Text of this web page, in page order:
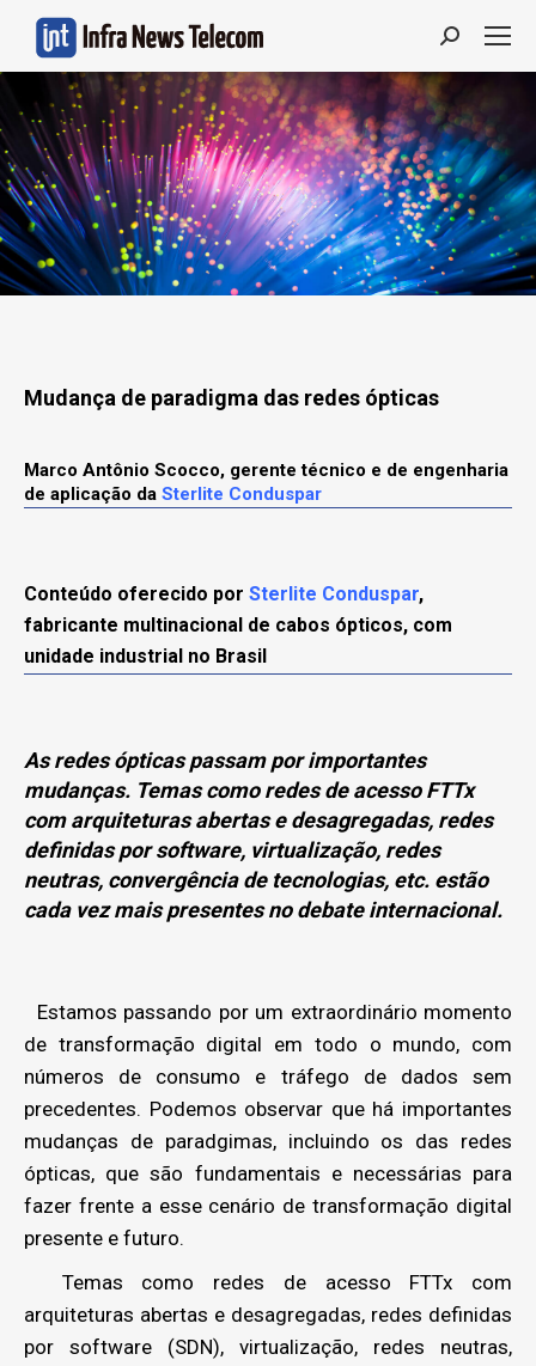
Search:
Mudança de paradigma das redes ópticas
Marco Antônio Scocco, gerente técnico e de engenharia
de aplicação da Sterlite Conduspar
Conteúdo oferecido por Sterlite Conduspar,
fabricante multinacional de cabos ópticos, com
unidade industrial no Brasil
As redes ópticas passam por importantes
mudanças. Temas como redes de acesso FTTx
com arquiteturas abertas e desagregadas, redes
definidas por software, virtualização, redes
neutras, convergência de tecnologias, etc. estão
cada vez mais presentes no debate internacional.
Estamos passando por um extraordinário momento
de transformação digital em todo o mundo, com
números de consumo e tráfego de dados sem
precedentes. Podemos observar que há importantes
mudanças de paradgimas, incluindo os das redes
ópticas, que são fundamentais e necessárias para
fazer frente a esse cenário de transformação digital
presente e futuro.
Temas como redes de acesso FTTx com
arquiteturas abertas e desagregadas, redes definidas
por software (SDN), virtualização, redes neutras,